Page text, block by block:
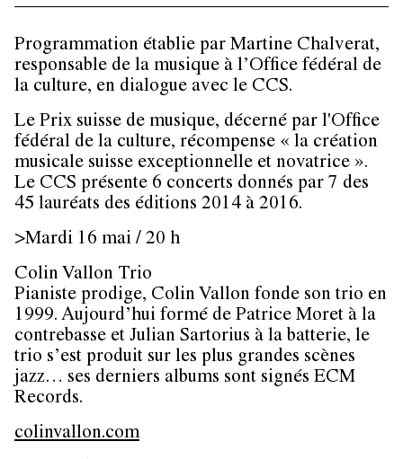
Programmation établie par Martine Chalverat,
responsable de la musique à l’Office fédéral de
la culture, en dialogue avec le CCS.
Le Prix suisse de musique, décerné par l'Office
fédéral de la culture, récompense « la création
musicale suisse exceptionnelle et novatrice ».
Le CCS présente 6 concerts donnés par 7 des
45 lauréats des éditions 2014 à 2016.
>Mardi 16 mai / 20 h
Colin Vallon Trio
Pianiste prodige, Colin Vallon fonde son trio en
1999. Aujourd’hui formé de Patrice Moret à la
contrebasse et Julian Sartorius à la batterie, le
trio s’est produit sur les plus grandes scènes
jazz… ses derniers albums sont signés ECM
Records.
colinvallon.com